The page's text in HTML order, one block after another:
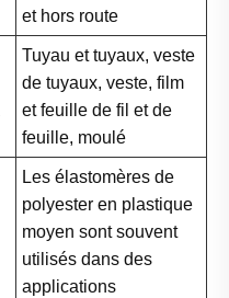
et hors route
Tuyau et tuyaux, veste
de tuyaux, veste, film
et feuille de fil et de
feuille, moulé
Les élastomères de
polyester en plastique
moyen sont souvent
utilisés dans des
applications